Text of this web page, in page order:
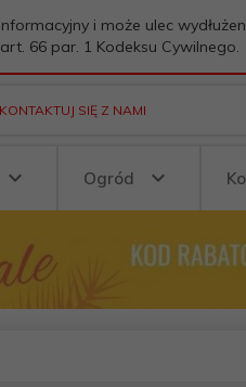
i może ulec
66 par. 1 Kodeksu Cywilnego.
SIĘ Z NAMI
Ogród